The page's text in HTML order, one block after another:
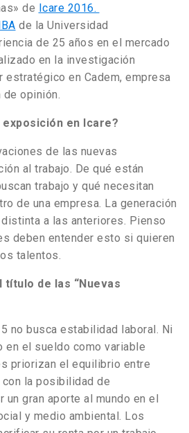
de Icare 2016.
de la Universidad
de 25 años en el mercado
en la investigación
estratégico en Cadem, empresa
de opinión.
en Icare?
de las nuevas
al trabajo. De qué están
trabajo y qué necesitan
de una empresa. La generación
a las anteriores. Pienso
deben entender esto si quieren
talentos.
de las “Nuevas
no busca estabilidad laboral. Ni
en el sueldo como variable
priorizan el equilibrio entre
la posibilidad de
gran aporte al mundo en el
y medio ambiental. Los